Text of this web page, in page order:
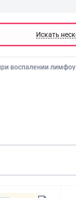
Искать
воспалении